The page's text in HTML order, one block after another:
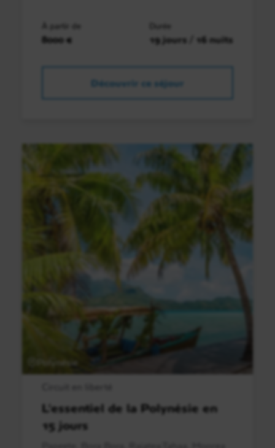
À partir de
8000 €
Durée
19 jours / 16 nuits
Découvrir ce séjour
Polynésie
L’essentiel de la Polynésie en
15 jours